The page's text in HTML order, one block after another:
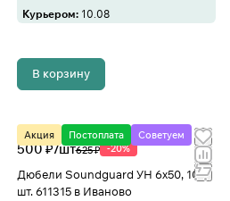
Курьером:10.08
В корзину
Акция Постоплата Советуем
500 ₽/шт625 ₽ -20%
Дюбели Soundguard УН 6x50, 100
шт. 611315 в Иваново